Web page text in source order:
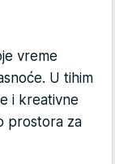
vreme
U tihim
i kreativne
prostora za